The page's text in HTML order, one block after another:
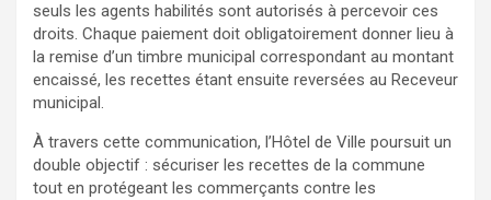
seuls les agents habilités sont autorisés à percevoir ces
droits. Chaque paiement doit obligatoirement donner lieu à
la remise d’un timbre municipal correspondant au montant
encaissé, les recettes étant ensuite reversées au Receveur
municipal.
À travers cette communication, l’Hôtel de Ville poursuit un
double objectif : sécuriser les recettes de la commune
tout en protégeant les commerçants contre les